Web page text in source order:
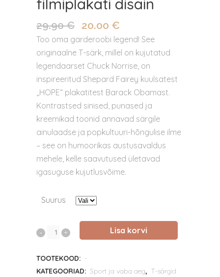
filmiplakati disain
29.90€
Algne
hind
oli:
29.90 €.
20.00 €
hind
on:
20.00 €.
Too oma garderoobi legend! See
originaalne T-särk, millel on kujutatud
legendaarset Chuck Norrise, on
inspireeritud Shepard Fairey kuulsatest
„HOPE“ plakatitest Barack Obamast.
Kontrastsed sinised, punased ja
kreemikad toonid annavad särgile
ainulaadse ja popkultuuri-hõngulise ilme
– see on humoorikas austusavaldus
mehele, kelle saavutused ületavad
igasuguse kujutlusvõime.
Suurus
Chuck
T-
Lisa korvi
TOOTEKOOD: -
KATEGOORIAD: Sport ja vaba aeg, T-särgid